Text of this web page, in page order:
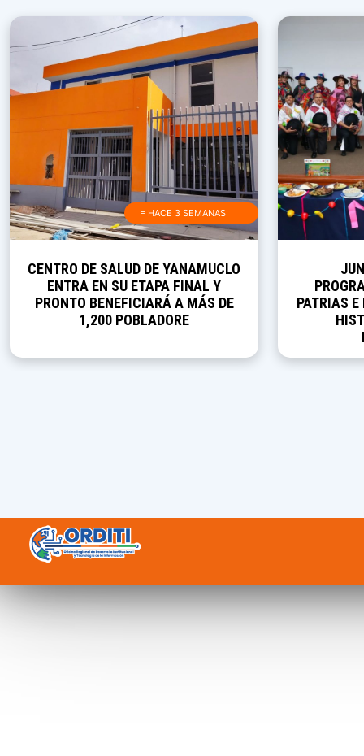
≡ HACE 3 SEMANAS
CENTRO DE SALUD DE YANAMUCLO
ENTRA EN SU ETAPA FINAL Y
PRONTO BENEFICIARÁ A MÁS DE
1,200 POBLADORE
PATRIAS